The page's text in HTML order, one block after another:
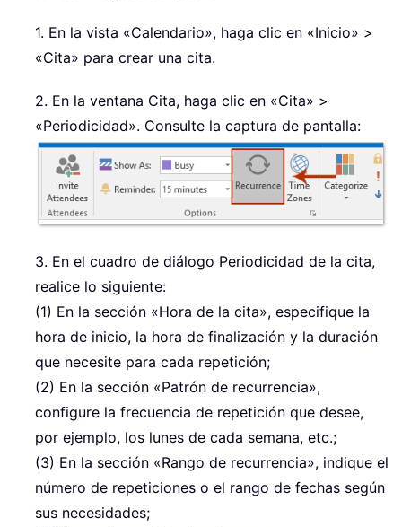
1. En la vista «Calendario», haga clic en «Inicio» >
«Cita» para crear una cita.
2. En la ventana Cita, haga clic en «Cita» >
«Periodicidad». Consulte la captura de pantalla:
3. En el cuadro de diálogo Periodicidad de la cita,
realice lo siguiente:
(1) En la sección «Hora de la cita», especifique la
hora de inicio, la hora de finalización y la duración
que necesite para cada repetición;
(2) En la sección «Patrón de recurrencia»,
configure la frecuencia de repetición que desee,
por ejemplo, los lunes de cada semana, etc.;
(3) En la sección «Rango de recurrencia», indique el
número de repeticiones o el rango de fechas según
sus necesidades;